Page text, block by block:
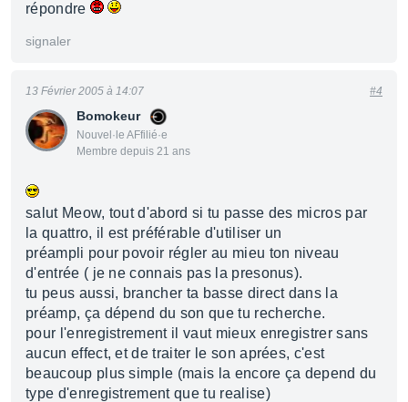
répondre
signaler
Bomokeur
Nouvel·le AFfilié·e
Membre depuis 21 ans
13 Février 2005 à 14:07 #4
salut Meow, tout d'abord si tu passe des micros par
la quattro, il est préférable d'utiliser un
préampli pour povoir régler au mieu ton niveau
d'entrée ( je ne connais pas la presonus).
tu peus aussi, brancher ta basse direct dans la
préamp, ça dépend du son que tu recherche.
pour l'enregistrement il vaut mieux enregistrer sans
aucun effect, et de traiter le son aprées, c'est
beaucoup plus simple (mais la encore ça depend du
type d'enregistrement que tu realise)